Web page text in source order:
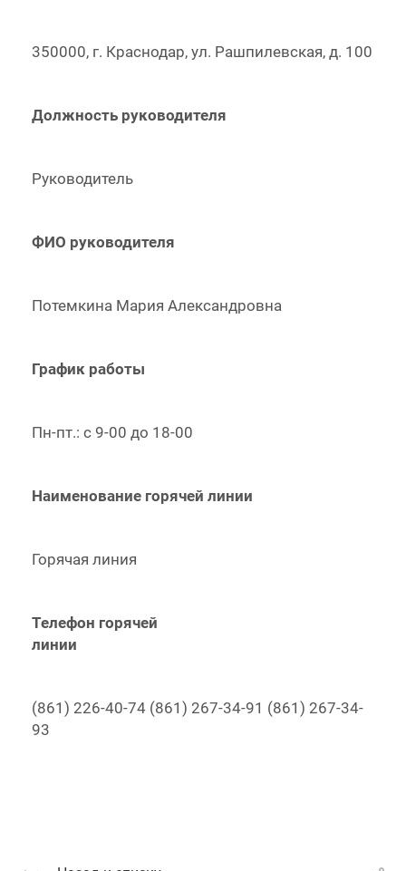
350000, г. Краснодар, ул. Рашпилевская, д. 100
Должность руководителя
Руководитель
ФИО руководителя
Потемкина Мария Александровна
График работы
Пн-пт.: с 9-00 до 18-00
Наименование горячей линии
Горячая линия
Телефон горячей
линии
(861) 226-40-74 (861) 267-34-91 (861) 267-34-
93